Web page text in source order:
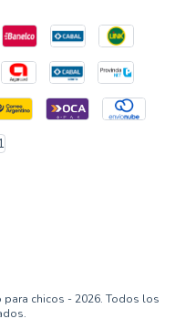
para chicos - 2026. Todos los